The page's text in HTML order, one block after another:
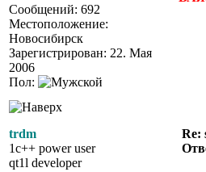
Сообщений: 692
Местоположение:
Новосибирск
Зарегистрирован: 22. Мая
2006
Пол:
trdm
1c++ power user
qt1l developer
Re: